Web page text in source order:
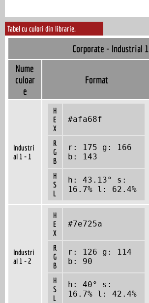
Tabel cu culori din librarie.
Corporate - Industrial 1
Nume
culoar
e
Format
Industri
al 1 - 1
H
E
X
#afa68f
R
G
B
r: 175 g: 166
b: 143
H
S
L
h: 43.13° s:
16.7% l: 62.4%
Industri
al 1 - 2
H
E
X
#7e725a
R
G
B
r: 126 g: 114
b: 90
H
S
L
h: 40° s:
16.7% l: 42.4%